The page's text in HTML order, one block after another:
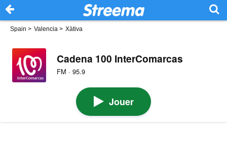
Spain > Valencia > Xàtiva
Cadena 100 InterComarcas
FM · 95.9
Jouer